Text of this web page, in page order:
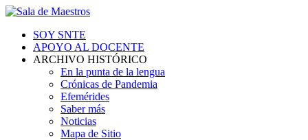
SOY SNTE
APOYO AL DOCENTE
ARCHIVO HISTÓRICO
En la punta de la lengua
Crónicas de Pandemia
Efemérides
Saber más
Noticias
Mapa de Sitio